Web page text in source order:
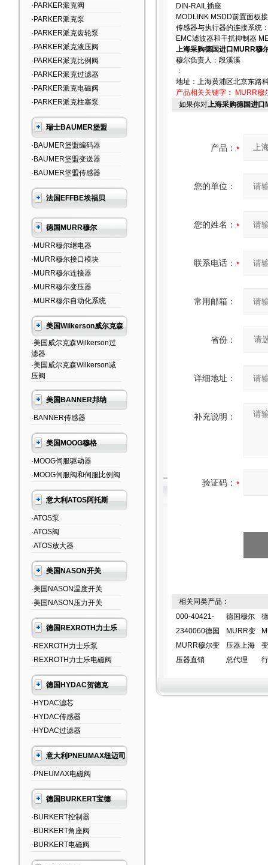
·PARKER派克阀
·PARKER派克泵
·PARKER派克齿轮泵
·PARKER派克液压阀
·PARKER派克比例阀
·PARKER派克过滤器
·PARKER派克电磁阀
·PARKER派克柱塞泵
瑞士BAUMER堡盟
·BAUMER堡盟编码器
·BAUMER堡盟变送器
·BAUMER堡盟传感器
法国EFFBE埃福贝
德国MURR穆尔
·MURR穆尔继电器
·MURR穆尔接口模块
·MURR穆尔连接器
·MURR穆尔变压器
·MURR穆尔自动化系统
美国Wilkerson威尔克森
·美国威尔克森Wilkerson过
滤器
·美国威尔克森Wilkerson减
压阀
美国BANNER邦纳
·BANNER传感器
美国MOOG穆格
·MOOG伺服驱动器
·MOOG伺服阀和伺服比例阀
意大利ATOS阿托斯
·ATOS泵
·ATOS阀
·ATOS放大器
美国NASON开关
·美国NASON温度开关
·美国NASON压力开关
德国REXROTH力士乐
·REXROTH力士乐泵
·REXROTH力士乐电磁阀
德国HYDAC贺德克
·HYDAC滤芯
·HYDAC传感器
·HYDAC过滤器
意大利PNEUMAX纽迈司
·PNEUMAX电磁阀
德国BURKERT宝德
·BURKERT控制器
·BURKERT角座阀
·BURKERT电磁阀
DIN-RAIL插座
MODLINK MSDD前置面板
传感器与执行器的连接系统
EMC滤波器和干扰抑制器
上海采购德国进口MURR穆
穆尔负责人：段溪溪
：
地址：上海黄浦区北京东路
产品相关关键字：
MURR穆
如果你对上海采购德国进口
产品：
您的单位：
您的姓名：
联系电话：
常用邮箱：
省份：
详细地址：
补充说明：
验证码：
相关同类产品：
000-40421-
2340060德国
MURR穆尔变
压器直销
德国穆尔
MURR变
压器上海
总代理